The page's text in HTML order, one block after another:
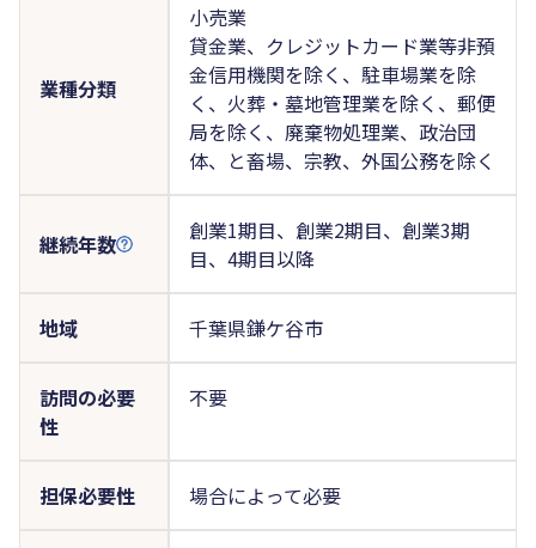
業種分類
小売業
貸金業、クレジットカード業等非預
金信用機関を除く、駐車場業を除
く、火葬・墓地管理業を除く、郵便
局を除く、廃棄物処理業、政治団
体、と畜場、宗教、外国公務を除く
継続年数
創業1期目、創業2期目、創業3期
目、4期目以降
地域 千葉県鎌ケ谷市
訪問の必要
性
不要
担保必要性 場合によって必要